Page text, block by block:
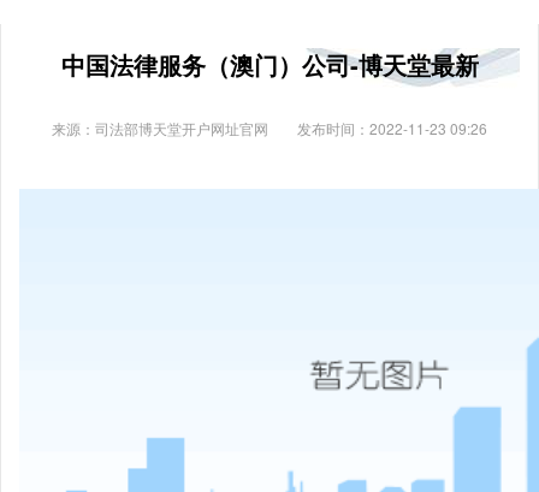
中国法律服务（澳门）公司-博天堂最新
来源：司法部博天堂开户网址官网 发布时间：2022-11-23 09:26